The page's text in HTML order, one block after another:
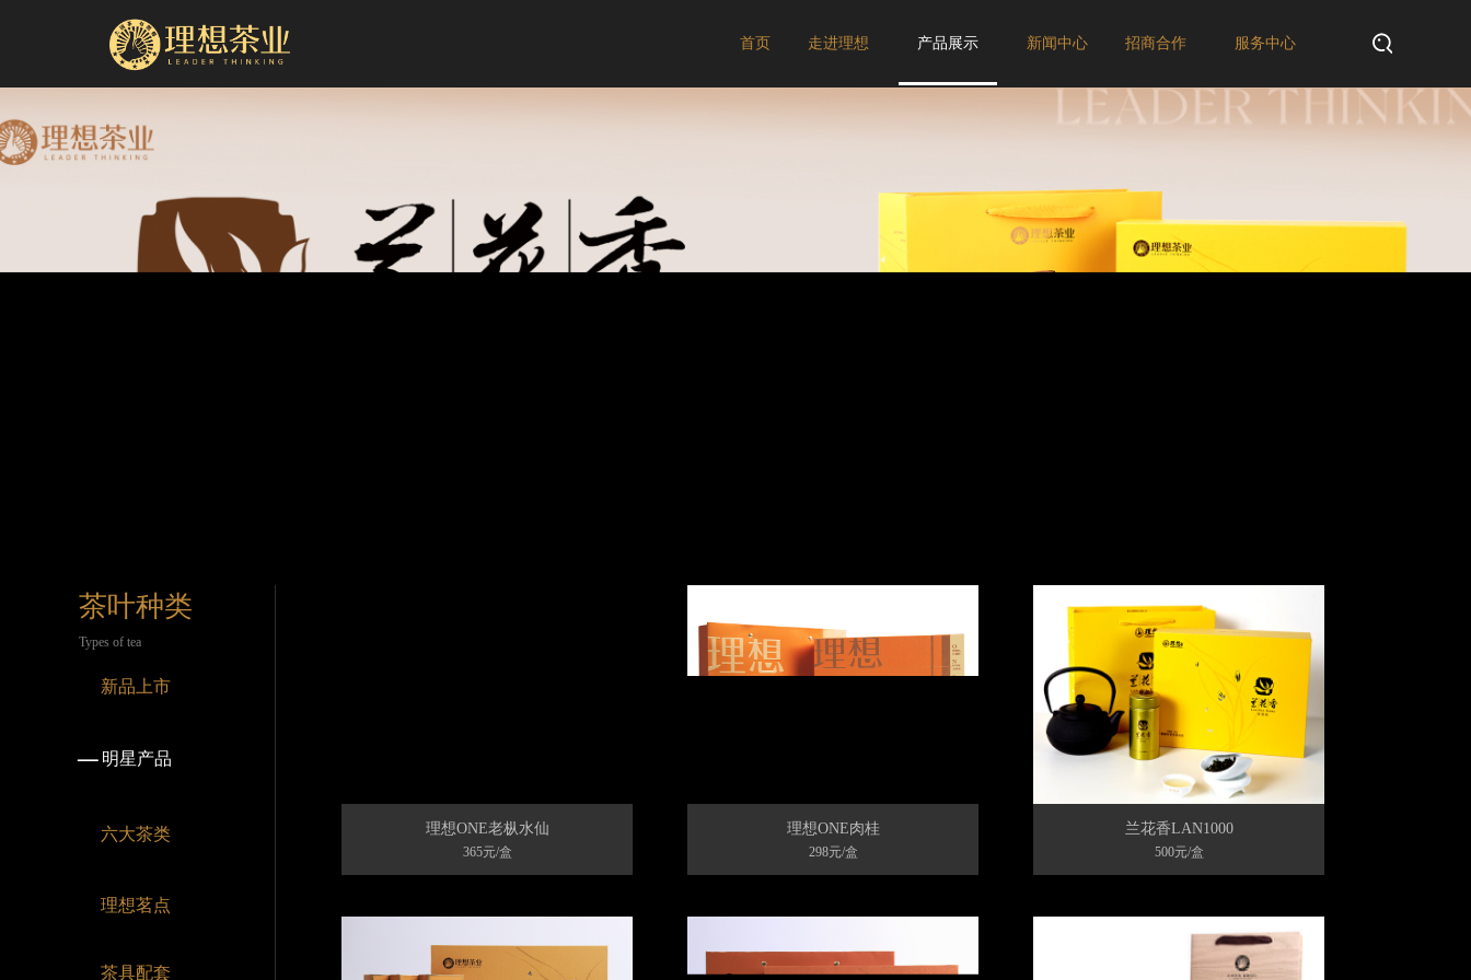
首页 走进理想 产品展示 新闻中心 招商合作 服务中心
茶叶种类
Types of tea
新品上市
明星产品
六大茶类
理想茗点
茶具配套
理想ONE老枞水仙
365元/盒
理想ONE肉桂
298元/盒
兰花香LAN1000
500元/盒